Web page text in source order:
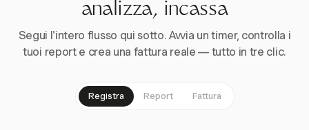
analizza, incassa
Segui l'intero flusso qui sotto. Avvia un timer, controlla i
tuoi report e crea una fattura reale — tutto in tre clic.
Registra Report Fattura